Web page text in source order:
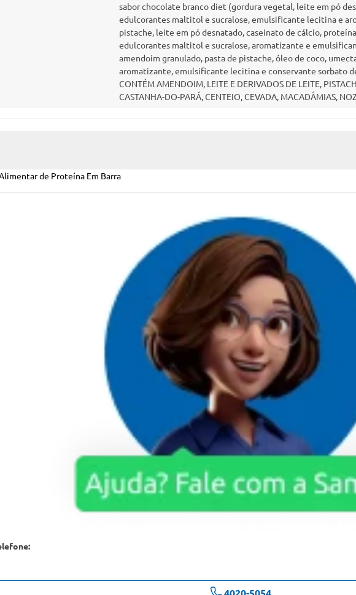
sabor chocolate branco diet (gordura vegetal, leite em pó
edulcorantes maltitol e sucralose, emulsificante lecitina e
pistache, leite em pó desnatado, caseinato de cálcio,
edulcorantes maltitol e sucralose, aromatizante e
amendoim granulado, pasta de pistache, óleo de coco,
aromatizante, emulsificante lecitina e conservante sorbato de
CONTÉM AMENDOIM, LEITE E DERIVADOS DE LEITE,
CASTANHA-DO-PARÁ, CENTEIO, CEVADA, MACADÂMIAS,
de Proteína Em Barra